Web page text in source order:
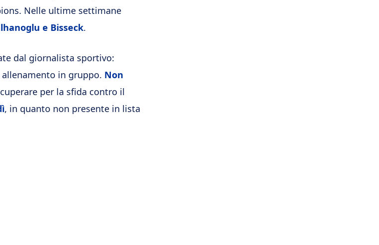
Nelle ultime settimane
e Bisseck.
dal giornalista sportivo:
in gruppo. Non
per la sfida contro il
, in quanto non presente in lista